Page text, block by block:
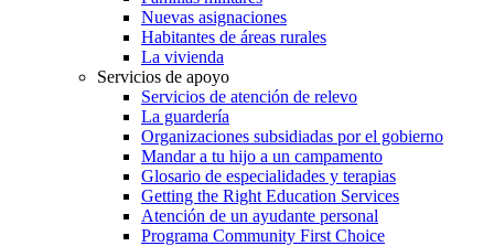
Nuevas asignaciones
Habitantes de áreas rurales
La vivienda
Servicios de apoyo
Servicios de atención de relevo
La guardería
Organizaciones subsidiadas por el gobierno
Mandar a tu hijo a un campamento
Glosario de especialidades y terapias
Getting the Right Education Services
Atención de un ayudante personal
Programa Community First Choice